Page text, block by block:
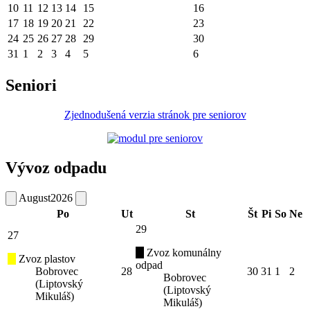
10 11 12 13 14 15
16
17 18 19 20 21 22
23
24 25 26 27 28 29
30
31 1 2 3 4 5 6
Seniori
Zjednodušená verzia stránok pre seniorov
Vývoz odpadu
August2026
Po
Ut St Št Pi So Ne
27
Zvoz plastov
Bobrovec
(Liptovský
Mikuláš)
28
29
Zvoz komunálny
odpad
Bobrovec
(Liptovský
Mikuláš)
30 31 1 2